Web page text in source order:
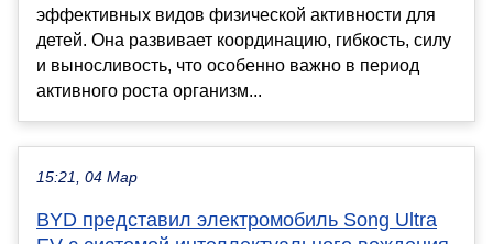
эффективных видов физической активности для
детей. Она развивает координацию, гибкость, силу
и выносливость, что особенно важно в период
активного роста организм...
15:21, 04 Мар
BYD представил электромобиль Song Ultra